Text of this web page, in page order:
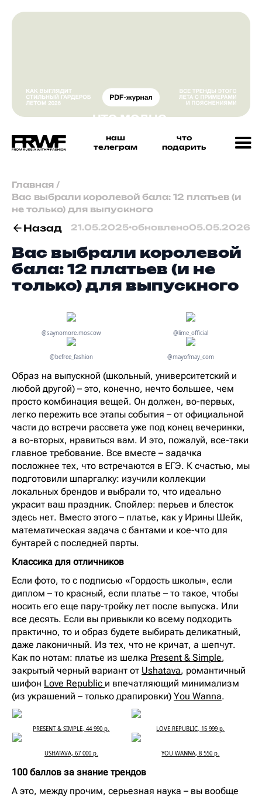
наш
телеграм
что
подарить
Главная /
Вас выбрали королевой бала: 12 платьев (и
не только) для выпускного
Назад 21.05.2025•обновлено05.05.2026
Вас выбрали королевой
бала: 12 платьев (и не
только) для выпускного
@saynomore.moscow @lime_official
@befree_fashion @mayofmay_com
Образ на выпускной (школьный, университетский и
любой другой) – это, конечно, нечто большее, чем
просто комбинация вещей. Он должен, во-первых,
легко пережить все этапы события – от официальной
части до встречи рассвета уже под конец вечеринки,
а во-вторых, нравиться вам. И это, пожалуй, все-таки
главное требование. Все вместе – задачка
посложнее тех, что встречаются в ЕГЭ. К счастью, мы
подготовили шпаргалку: изучили коллекции
локальных брендов и выбрали то, что идеально
украсит ваш праздник. Спойлер: перьев и блесток
здесь нет. Вместо этого – платье, как у Ирины Шейк,
математическая задача с бантами и кое-что для
бунтарей с последней парты.
Классика для отличников
Если фото, то с подписью «Гордость школы», если
диплом – то красный, если платье – то такое, чтобы
носить его еще пару-тройку лет после выпуска. Или
все десять. Если вы привыкли ко всему подходить
практично, то и образ будете выбирать деликатный,
даже лаконичный. Из тех, что не кричат, а шепчут.
Как по нотам: платье из шелка Present & Simple,
закрытый черный вариант от Ushatava, романтичный
шифон Love Republic и впечатляющий минимализм
(из украшений – только драпировки) You Wanna.
PRESENT & SIMPLE, 44 990 р. LOVE REPUBLIC, 15 999 р.
USHATAVA, 67 000 р. YOU WANNA, 8 550 р.
100 баллов за знание трендов
А это, между прочим, серьезная наука – вы вообще